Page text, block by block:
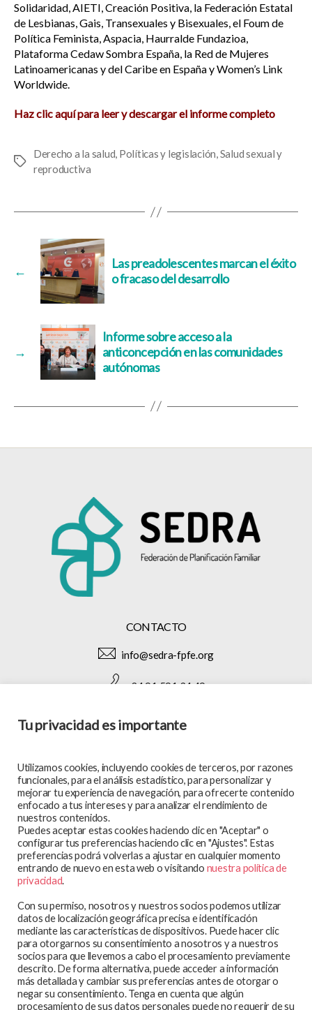
Solidaridad, AIETI, Creación Positiva, la Federación Estatal
de Lesbianas, Gais, Transexuales y Bisexuales, el Foum de
Política Feminista, Aspacia, Haurralde Fundazioa,
Plataforma Cedaw Sombra España, la Red de Mujeres
Latinoamericanas y del Caribe en España y Women’s Link
Worldwide.
Haz clic aquí para leer y descargar el informe completo
Etiquetas
Derecho a la salud, Políticas y legislación,Salud sexual y
reproductiva
←
Las preadolescentes marcan el éxito
o fracaso del desarrollo
→
Informe sobre acceso a la
anticoncepción en las comunidades
autónomas
CONTACTO
info@sedra-fpfe.org
+34 91 591 34 49
SÍGUENOS EN:
MAPA WEB
En qué trabajamos
Te atendemos
Participa y colabora
Observatorio
Aviso legal
Política de privacidad
Política de cookies
Tu privacidad es importante
Utilizamos cookies, incluyendo cookies de terceros, por razones
funcionales, para el análisis estadístico, para personalizar y
mejorar tu experiencia de navegación, para ofrecerte contenido
enfocado a tus intereses y para analizar el rendimiento de
nuestros contenidos.
Puedes aceptar estas cookies haciendo clic en "Aceptar" o
configurar tus preferencias haciendo clic en "Ajustes". Estas
preferencias podrá volverlas a ajustar en cualquier momento
entrando de nuevo en esta web o visitando nuestra política de
privacidad.
Con su permiso, nosotros y nuestros socios podemos utilizar
datos de localización geográfica precisa e identificación
mediante las características de dispositivos. Puede hacer clic
para otorgarnos su consentimiento a nosotros y a nuestros
socios para que llevemos a cabo el procesamiento previamente
descrito. De forma alternativa, puede acceder a información
más detallada y cambiar sus preferencias antes de otorgar o
negar su consentimiento. Tenga en cuenta que algún
procesamiento de sus datos personales puede no requerir de su